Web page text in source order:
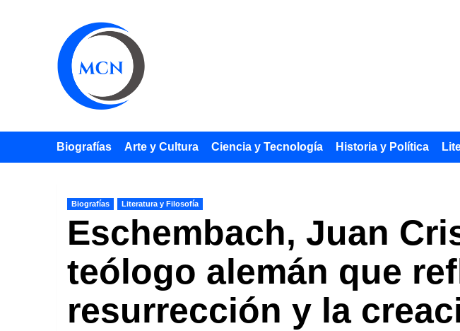
Biografías Arte y Cultura Ciencia y Tecnología Historia y Política
Biografías Literatura y Filosofía
Eschembach, Juan
teólogo alemán que
resurrección y la